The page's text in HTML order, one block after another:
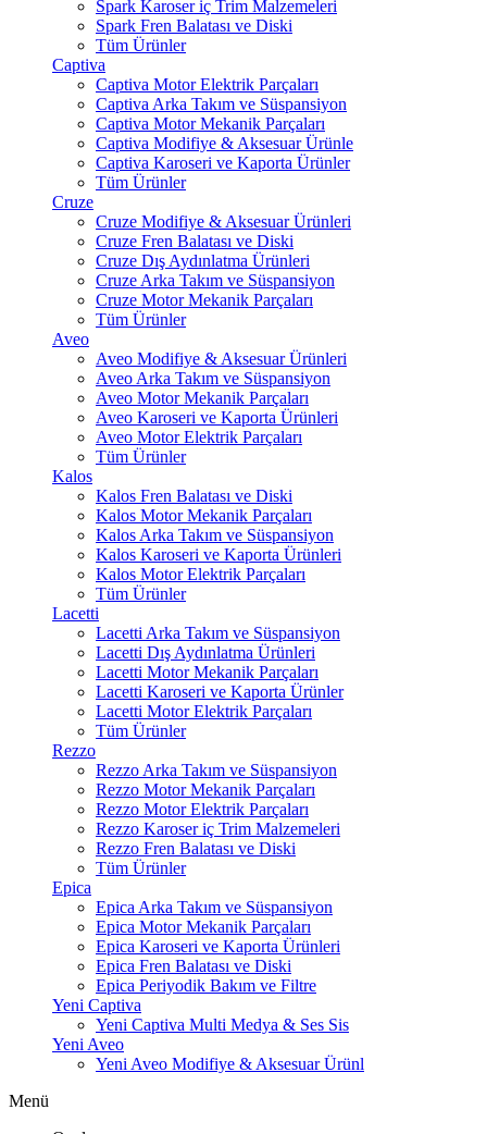
Spark Karoser iç Trim Malzemeleri
Spark Fren Balatası ve Diski
Tüm Ürünler
Captiva
Captiva Motor Elektrik Parçaları
Captiva Arka Takım ve Süspansiyon
Captiva Motor Mekanik Parçaları
Captiva Modifiye & Aksesuar Ürünle
Captiva Karoseri ve Kaporta Ürünler
Tüm Ürünler
Cruze
Cruze Modifiye & Aksesuar Ürünleri
Cruze Fren Balatası ve Diski
Cruze Dış Aydınlatma Ürünleri
Cruze Arka Takım ve Süspansiyon
Cruze Motor Mekanik Parçaları
Tüm Ürünler
Aveo
Aveo Modifiye & Aksesuar Ürünleri
Aveo Arka Takım ve Süspansiyon
Aveo Motor Mekanik Parçaları
Aveo Karoseri ve Kaporta Ürünleri
Aveo Motor Elektrik Parçaları
Tüm Ürünler
Kalos
Kalos Fren Balatası ve Diski
Kalos Motor Mekanik Parçaları
Kalos Arka Takım ve Süspansiyon
Kalos Karoseri ve Kaporta Ürünleri
Kalos Motor Elektrik Parçaları
Tüm Ürünler
Lacetti
Lacetti Arka Takım ve Süspansiyon
Lacetti Dış Aydınlatma Ürünleri
Lacetti Motor Mekanik Parçaları
Lacetti Karoseri ve Kaporta Ürünler
Lacetti Motor Elektrik Parçaları
Tüm Ürünler
Rezzo
Rezzo Arka Takım ve Süspansiyon
Rezzo Motor Mekanik Parçaları
Rezzo Motor Elektrik Parçaları
Rezzo Karoser iç Trim Malzemeleri
Rezzo Fren Balatası ve Diski
Tüm Ürünler
Epica
Epica Arka Takım ve Süspansiyon
Epica Motor Mekanik Parçaları
Epica Karoseri ve Kaporta Ürünleri
Epica Fren Balatası ve Diski
Epica Periyodik Bakım ve Filtre
Yeni Captiva
Yeni Captiva Multi Medya & Ses Sis
Yeni Aveo
Yeni Aveo Modifiye & Aksesuar Ürünl
Menü